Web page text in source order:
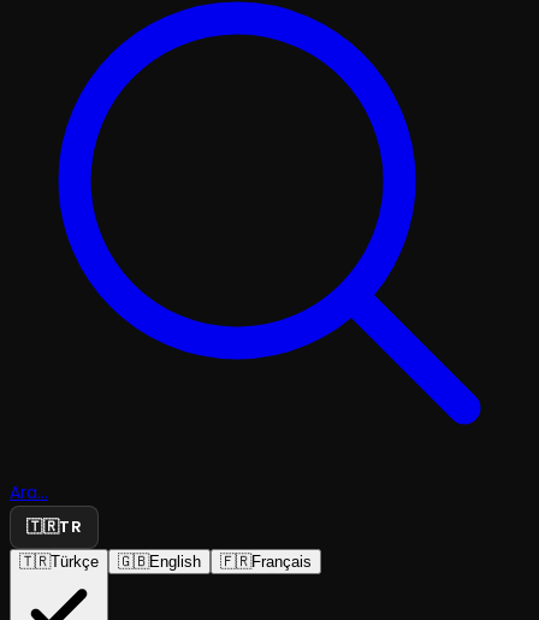
Ara...
🇹🇷TR
🇹🇷Türkçe 🇬🇧English 🇫🇷Français